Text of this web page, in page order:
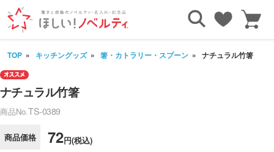
TOP キッチングッズ 箸・カトラリー・スプーン ナチュラル竹箸
ナチュラル竹箸
商品No.TS-0389
商品価格 72円(税込)